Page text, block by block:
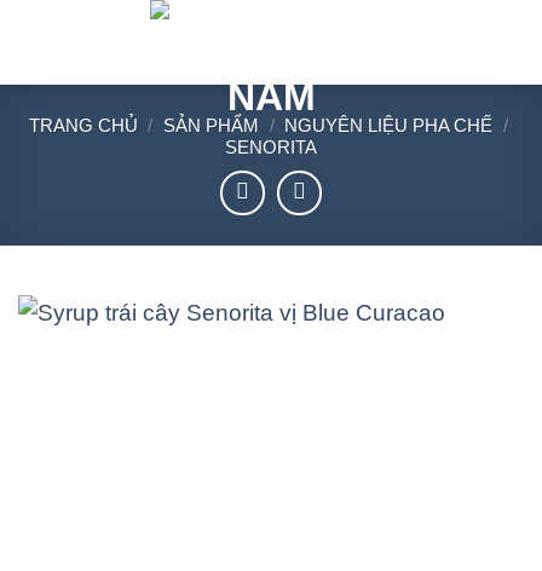
nội
dungTRANG CHỦ / SẢN PHẨM / NGUYÊN LIỆU PHA CHẾ /
SENORITA